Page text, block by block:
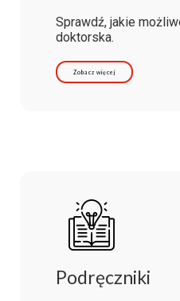
Sprawdź, jakie
doktorska.
Zobacz więcej
Podręczniki